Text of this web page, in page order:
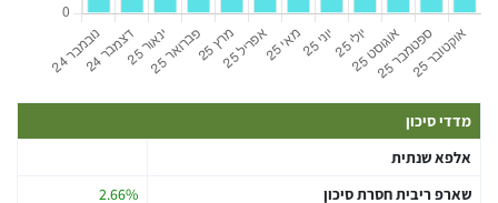
מדדי סיכון
אלפא שנתית
שארפ ריבית חסרת סיכון
2.66%